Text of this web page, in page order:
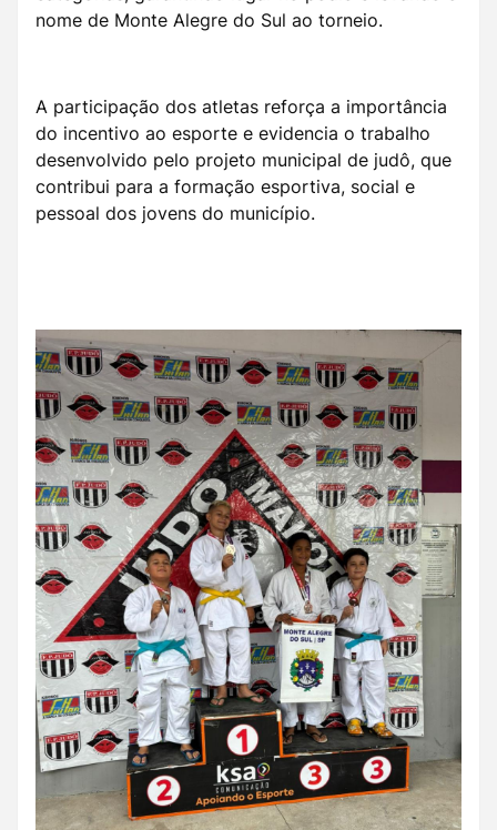
nome de Monte Alegre do Sul ao torneio.
A participação dos atletas reforça a importância
do incentivo ao esporte e evidencia o trabalho
desenvolvido pelo projeto municipal de judô, que
contribui para a formação esportiva, social e
pessoal dos jovens do município.